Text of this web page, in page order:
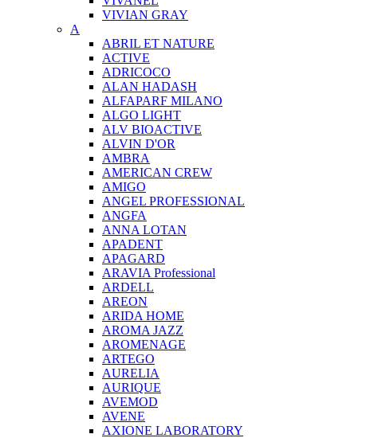
VIVIAN GRAY
A
ABRIL ET NATURE
ACTIVE
ADRICOCO
ALAN HADASH
ALFAPARF MILANO
ALGO LIGHT
ALV BIOACTIVE
ALVIN D'OR
AMBRA
AMERICAN CREW
AMIGO
ANGEL PROFESSIONAL
ANGFA
ANNA LOTAN
APADENT
APAGARD
ARAVIA Professional
ARDELL
AREON
ARIDA HOME
AROMA JAZZ
AROMENAGE
ARTEGO
AURELIA
AURIQUE
AVEMOD
AVENE
AXIONE LABORATORY